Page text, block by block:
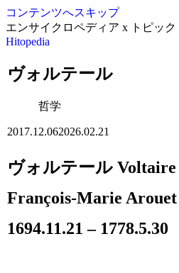
コンテンツへスキップ
エンサイクロペディア x トピック
Hitopedia
ヴォルテール
哲学
2017.12.062026.02.21
ヴォルテール
François-Marie
1694.11.21 – 1778.5.30